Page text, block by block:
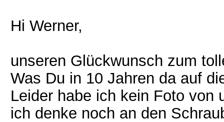
Hi Werner,
unseren Glückwunsch zum
Was Du in 10 Jahren da auf
Leider habe ich kein Foto von
ich denke noch an den